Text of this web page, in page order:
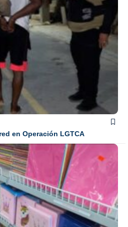
en Operación LGTCA